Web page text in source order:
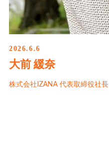
2026.6.6
大前 緩奈
株式会社IZANA 代表取締役社長